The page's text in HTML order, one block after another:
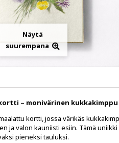
Näytä
suurempana
– monivärinen kukkakimppu
kortti, jossa värikäs
ja valon kauniisti esiin. Tämä
pieneksi tauluksi.